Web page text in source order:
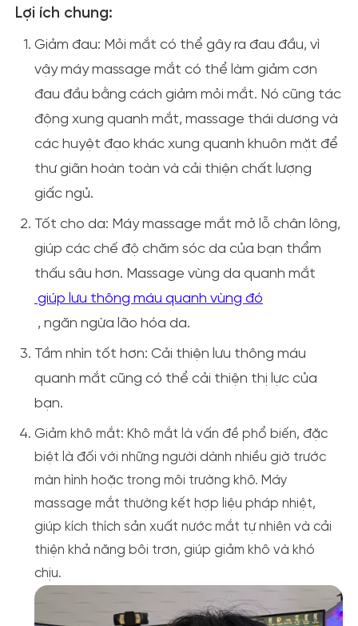
Lợi ích chung:
Giảm đau: Mỏi mắt có thể gây ra đau đầu, vì
vậy máy massage mắt có thể làm giảm cơn
đau đầu bằng cách giảm mỏi mắt. Nó cũng tác
động xung quanh mắt, massage thái dương và
các huyệt đạo khác xung quanh khuôn mặt để
thư giãn hoàn toàn và cải thiện chất lượng
giấc ngủ.
Tốt cho da: Máy massage mắt mở lỗ chân lông,
giúp các chế độ chăm sóc da của bạn thẩm
thấu sâu hơn. Massage vùng da quanh mắt
giúp lưu thông máu quanh vùng đó
, ngăn ngừa lão hóa da.
Tầm nhìn tốt hơn: Cải thiện lưu thông máu
quanh mắt cũng có thể cải thiện thị lực của
bạn.
Giảm khô mắt: Khô mắt là vấn đề phổ biến, đặc
biệt là đối với những người dành nhiều giờ trước
màn hình hoặc trong môi trường khô. Máy
massage mắt thường kết hợp liệu pháp nhiệt,
giúp kích thích sản xuất nước mắt tự nhiên và cải
thiện khả năng bôi trơn, giúp giảm khô và khó
chịu.